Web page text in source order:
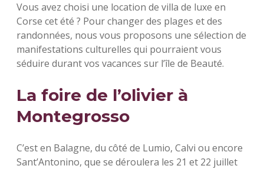
Vous avez choisi une location de villa de luxe en
Corse cet été ? Pour changer des plages et des
randonnées, nous vous proposons une sélection de
manifestations culturelles qui pourraient vous
séduire durant vos vacances sur l’île de Beauté.
La foire de l’olivier à
Montegrosso
C’est en Balagne, du côté de Lumio, Calvi ou encore
Sant’Antonino, que se déroulera les 21 et 22 juillet